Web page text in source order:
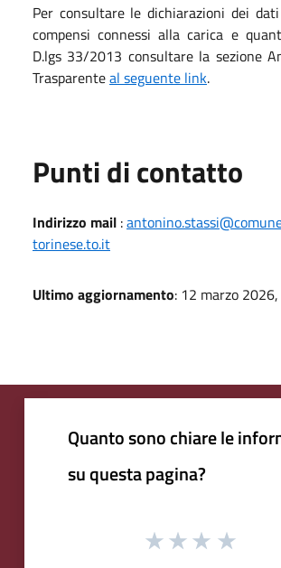
Per consultare le dichiarazioni dei
compensi connessi alla carica e
D.lgs 33/2013 consultare la sezione
Trasparenteal seguente link.
Punti di contatto
Indirizzo mail :
torinese.to.it
Ultimo aggiornamento: 12 marzo
Quanto sono chiare le
su questa pagina?